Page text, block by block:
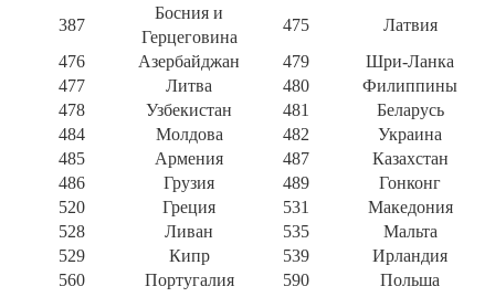
387
Босния и
Герцеговина
475
Латвия
476
Азербайджан 479
Шри-Ланка
477
Литва 480
Филиппины
478
Узбекистан 481
Беларусь
484
Молдова 482
Украина
485
Армения 487
Казахстан
486
Грузия 489
Гонконг
520
Греция 531
Македония
528
Ливан 535
Мальта
529
Кипр 539
Ирландия
560
Португалия 590
Польша